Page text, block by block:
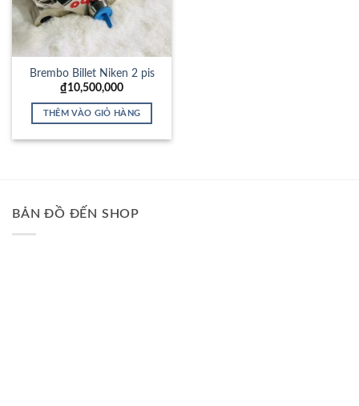
Brembo Billet Niken 2 pis
₫10,500,000
THÊM VÀO GIỎ HÀNG
BẢN ĐỒ ĐẾN SHOP